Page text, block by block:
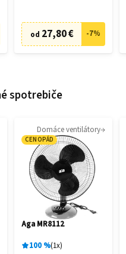
od 27,80 € -7%
spotrebiče
Domáce ventilátory
CENOPÁD
Aga MR8112
100 % 1x